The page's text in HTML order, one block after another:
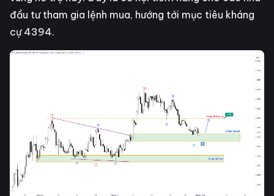
đầu tư tham gia lệnh mua, hướng tới mục tiêu kháng
cự 4394.